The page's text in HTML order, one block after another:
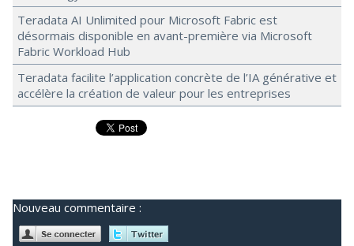
Teradata AI Unlimited pour Microsoft Fabric est
désormais disponible en avant-première via Microsoft
Fabric Workload Hub
Teradata facilite l’application concrète de l’IA générative et
accélère la création de valeur pour les entreprises
Nouveau commentaire :